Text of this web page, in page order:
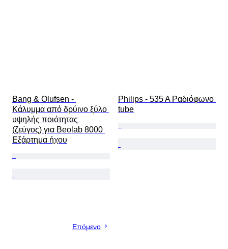
Bang & Olufsen -
Κάλυμμα από δρύινο ξύλο
υψηλής ποιότητας
(ζεύγος) για Beolab 8000
Εξάρτημα ήχου
Philips - 535 A Ραδιόφωνο
tube
Επόμενο